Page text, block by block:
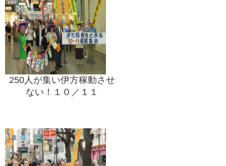
250人が集い伊方稼動させ
ない！１０／１１